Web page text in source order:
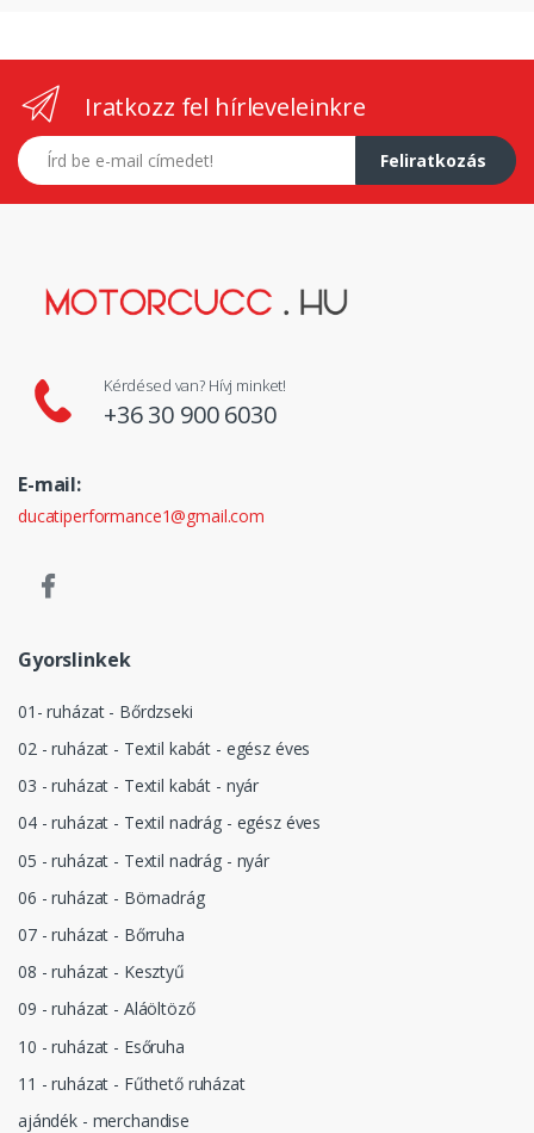
Iratkozz fel hírleveleinkre
E-mail címed
Feliratkozás
Kérdésed van? Hívj minket!
+36 30 900 6030
E-mail:
ducatiperformance1@gmail.com
Gyorslinkek
01- ruházat - Bőrdzseki
02 - ruházat - Textil kabát - egész éves
03 - ruházat - Textil kabát - nyár
04 - ruházat - Textil nadrág - egész éves
05 - ruházat - Textil nadrág - nyár
06 - ruházat - Börnadrág
07 - ruházat - Bőrruha
08 - ruházat - Kesztyű
09 - ruházat - Aláöltöző
10 - ruházat - Esőruha
11 - ruházat - Fűthető ruházat
ajándék - merchandise